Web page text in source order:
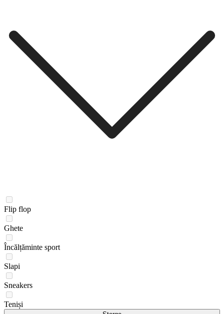
Flip flop
Ghete
Încălțăminte sport
Slapi
Sneakers
Teniși